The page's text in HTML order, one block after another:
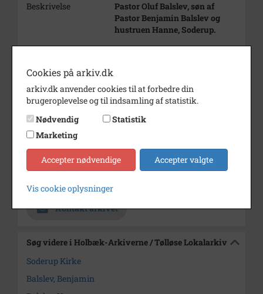
Beskrivelse
Pastor Oluf Balslev, søn af
Pastor Benjamin Balslev og
hustruen Hanne, Soderup.
sygdom og død (jan. 1938).
Periode
1935 - 1945
Dateringsnote
Fotograf
Ukendt
Arkiv
Holbæk-Arkiverne / Tølløse
Kontakt arkivet
Søg videre i Holbæk-Arkiverne / Tølløse Lokalarkiv
Soderup Kirke
Balslev, Benjamin
Cookies på arkiv.dk
arkiv.dk anvender cookies til at forbedre din
brugeroplevelse og til indsamling af statistik.
Nødvendig
Statistik
Marketing
Accepter nødvendige Accepter valgte
Vis cookie oplysninger